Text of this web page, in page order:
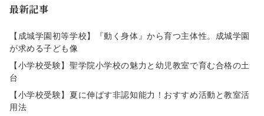
最新記事
【成城学園初等学校】『動く身体』から育つ主体性。成城学園
が求める子ども像
【小学校受験】聖学院小学校の魅力と幼児教室で育む合格の土
台
【小学校受験】夏に伸ばす非認知能力！おすすめ活動と教室活
用法